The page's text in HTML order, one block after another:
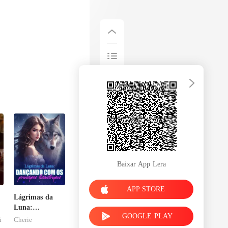
Lágrimas da
Luna:
Dançando com
Cherie
Baixar App Lera
APP STORE
GOOGLE PLAY